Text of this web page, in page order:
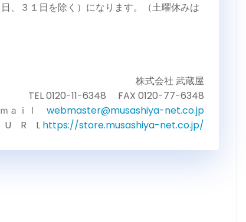
、３１日を除く）になります。（土曜休みは
株式会社 武蔵屋
TEL 0120-11-6348 FAX 0120-77-6348
ａｉｌ webmaster@musashiya-net.co.jp
U R L https://store.musashiya-net.co.jp/